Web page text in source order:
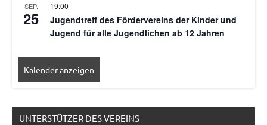
SEP.
25
19:00
Jugendtreff des Fördervereins der Kinder und
Jugend für alle Jugendlichen ab 12 Jahren
Kalender anzeigen
UNTERSTÜTZER DES VEREINS